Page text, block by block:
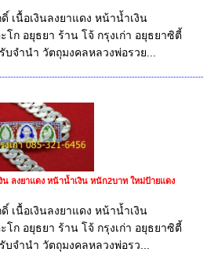
เนื้อเงินลงยาแดง หน้าน้ำเงิน
ก อยุธยา ร้าน โจ้ กรุงเก่า อยุธยาซิตี้
จำนำ วัตถุมงคลหลวงพ่อรวย...
ลงยาแดง หน้าน้ำเงิน หนัก2บาท ใหม่ป้ายแดง
เนื้อเงินลงยาแดง หน้าน้ำเงิน
ก อยุธยา ร้าน โจ้ กรุงเก่า อยุธยาซิตี้
จำนำ วัตถุมงคลหลวงพ่อรว...